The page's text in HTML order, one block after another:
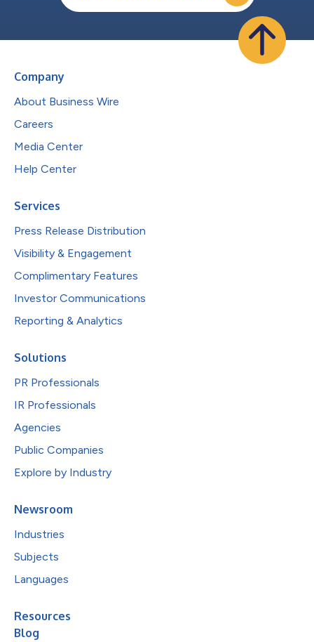
Company
About Business Wire
Careers
Media Center
Help Center
Services
Press Release Distribution
Visibility & Engagement
Complimentary Features
Investor Communications
Reporting & Analytics
Solutions
PR Professionals
IR Professionals
Agencies
Public Companies
Explore by Industry
Newsroom
Industries
Subjects
Languages
Resources
Blog